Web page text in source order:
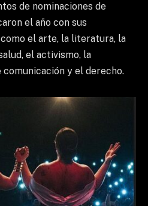
de nominaciones de
el año con sus
el arte, la literatura, la
el activismo, la
comunicación y el derecho.